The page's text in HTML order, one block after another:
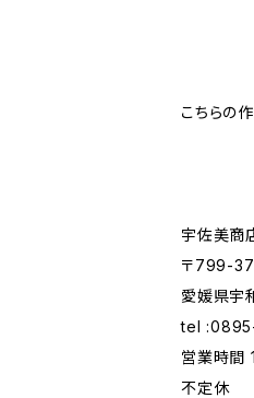
こちらの
宇佐美商
〒799-
愛媛県宇
tel
営業時間
不定休